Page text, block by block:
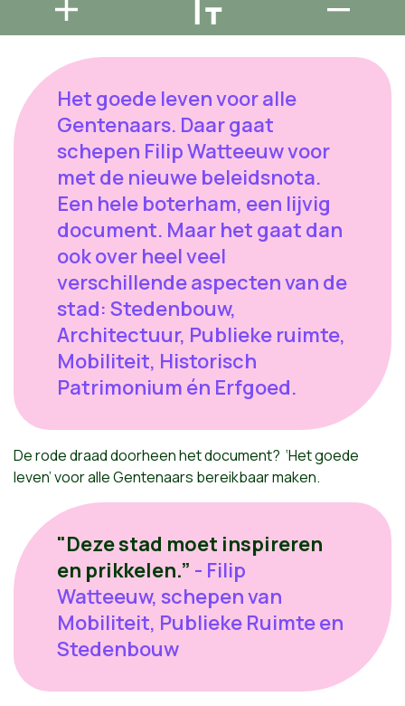
Het goede leven voor alle
Gentenaars. Daar gaat
schepen Filip Watteeuw voor
met de nieuwe beleidsnota.
Een hele boterham, een lijvig
document. Maar het gaat dan
ook over heel veel
verschillende aspecten van de
stad: Stedenbouw,
Architectuur, Publieke ruimte,
Mobiliteit, Historisch
Patrimonium én Erfgoed.
De rode draad doorheen het document? ‘Het goede
leven’ voor alle Gentenaars bereikbaar maken.
"Deze stad moet inspireren
en prikkelen.” - Filip
Watteeuw, schepen van
Mobiliteit, Publieke Ruimte en
Stedenbouw